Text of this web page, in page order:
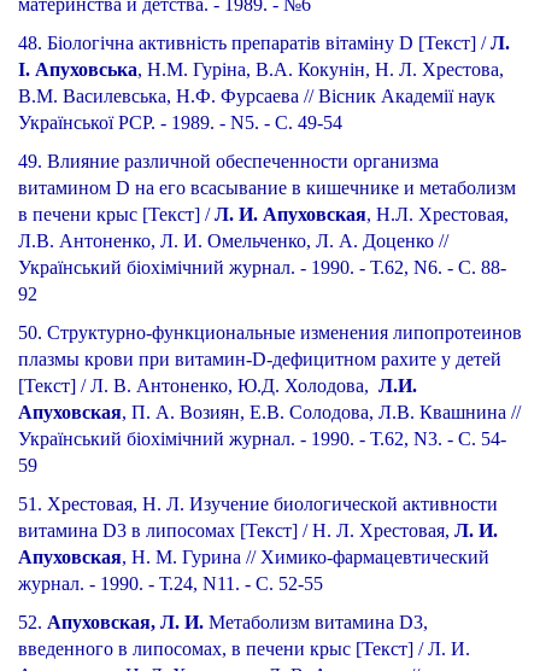
материнства и детства. - 1989. - №6
48. Біологічна активність препаратів вітаміну D [Текст] /Л.
І. Апуховська, Н.М. Гуріна, В.А. Кокунін, Н. Л. Хрестова,
В.М. Василевська, Н.Ф. Фурсаева // Вісник Академії наук
Української РСР. - 1989. - N5. - С. 49-54
49. Влияние различной обеспеченности организма
витамином D на его всасывание в кишечнике и метаболизм
в печени крыс [Текст] /Л. И. Апуховская, Н.Л. Хрестовая,
Л.В. Антоненко, Л. И. Омельченко, Л. А. Доценко //
Український біохімічний журнал. - 1990. - Т.62, N6. - С. 88-
92
50. Структурно-функциональные изменения липопротеинов
плазмы крови при витамин-D-дефицитном рахите у детей
[Текст] / Л. В. Антоненко, Ю.Д. Холодова, Л.И.
Апуховская, П. А. Возиян, Е.В. Солодова, Л.В. Квашнина //
Український біохімічний журнал. - 1990. - Т.62, N3. - С. 54-
59
51. Хрестовая, Н. Л. Изучение биологической активности
витамина D3 в липосомах [Текст] / Н. Л. Хрестовая, Л. И.
Апуховская, Н. М. Гурина // Химико-фармацевтический
журнал. - 1990. - Т.24, N11. - С. 52-55
52. Апуховская, Л. И. Метаболизм витамина D3,
введенного в липосомах, в печени крыс [Текст] / Л. И.